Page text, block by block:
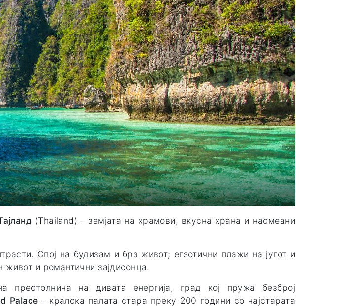
(Thailand) - земјата на храмови, вкусна храна и насмеани
Спој на будизам и брз живот; егзотични плажи на југот и
живот и романтични зајдисонца.
престолнина на дивата енергија, град кој пружа безброј
Palace - кралска палата стара преку 200 години со најстарата